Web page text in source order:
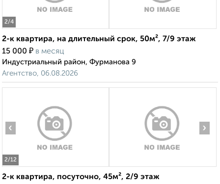
2/4
2-к квартира, на длительный срок, 50м², 7/9 этаж
15 000 ₽ в месяц
Индустриальный район, Фурманова 9
Агентство, 06.08.2026
2/12
‹ ›
2-к квартира, посуточно, 45м², 2/9 этаж